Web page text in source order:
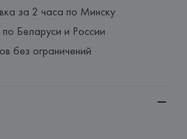
за 2 часа по Минску
Беларуси и России
без ограничений